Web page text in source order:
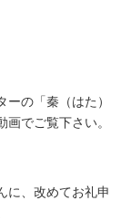
の「秦（はた）
でご覧下さい。
に、改めてお礼申